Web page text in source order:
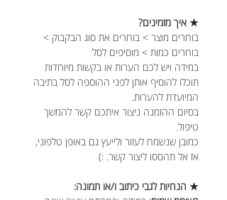
★ איך מזמינים?
בוחרים מוצר > בוחרים את סוג הבקבוק >
בוחרים כמות > מוסיפים לסל
במידה ויש לכם הערות או בקשות מיוחדות
תוכלו להוסיף אותן לפני ההוספה לסל בתיבה
המיועדת להערות.
בסיום ההזמנה ניצור איתכם קשר להמשך
טיפול.
כמובן שנשמח לעזור ולייעץ גם באופן טלפוני,
אז אל תהססו ליצור קשר. :)
★ הנחיות לגבי כיתוב ו/או תמונה: